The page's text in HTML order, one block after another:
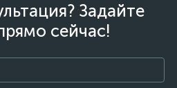
Задайте
сейчас!